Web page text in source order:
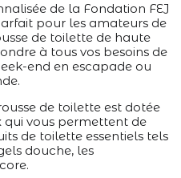
de la Fondation FEJ
pour les amateurs de
de toilette de haute
à tous vos besoins de
end en escapade ou
de toilette est dotée
vous permettent de
de toilette essentiels tels
douche, les